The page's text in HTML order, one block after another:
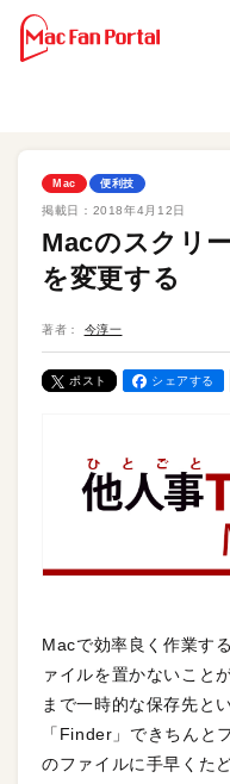
Mac 便利技
掲載日： 2018年4月12日
Macのスクリ
を変更する
著者： 今淳一
ポスト シェアする
Macで効率良く作業す
ァイルを置かないこと
まで一時的な保存先と
「Finder」できちんと
のファイルに手早くた